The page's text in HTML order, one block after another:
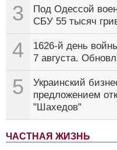
3
Под Одессой
СБУ 55 тысяч
4
1626-й день
7 августа.
5
Украинский
предложением
"Шахедов"
ЧАСТНАЯ ЖИЗНЬ